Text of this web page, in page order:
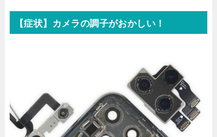
【症状】カメラの調子がおかしい！